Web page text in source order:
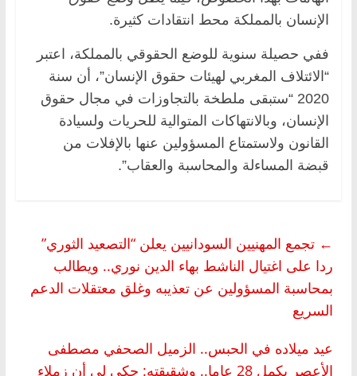
الإنسان بالمملكة محط انتقادات كثيرة.
ففي حصيلة سنوية للوضع الحقوقي بالمملكة، اعتبر
“الائتلاف المغربي لهيئات حقوق الإنسان”، أن سنة
2020 “ستبقى ملطخة بالتجاوزات في مجال حقوق
الإنسان، وبالانتهاكات المتوالية للحريات ولسيادة
القانون ولاستمتاع المسؤولين عنها بالإفلات من
قبضة المساءلة والمحاسبة والعقاب”.
← تجمع المهنيين السودانيين يعلن “التصعيد الثوري”
ردا على اغتيال الناشط بهاء الدين نوري.. ويطالب
بمحاسبة المسؤولين عن تعذيبه وغلق معتقلات الدعم
السريع
عيد ميلاده في الحبس.. الزميل الصحفي مصطفى
الأعصر يكمل 28 عاما.. وشقيقته: حكى لي أن زملاء